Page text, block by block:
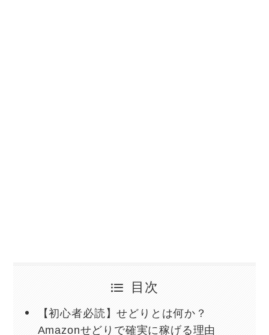
目次
【初心者必読】せどりとは何か？
Amazonせどりで確実に稼げる理由